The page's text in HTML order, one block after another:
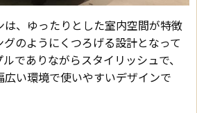
、ゆったりとした室内空間が特徴
のようにくつろげる設計となって
でありながらスタイリッシュで、
い環境で使いやすいデザインで